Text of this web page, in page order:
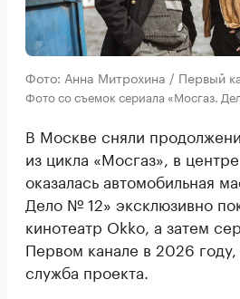
Фото: Анна Митрохина / Первый
Фото со съемок сериала «Мосгаз.
В Москве сняли
из цикла «Мосгаз», в
оказалась автомобильная
Дело № 12» эксклюзивно
кинотеатр Okko, а затем
Первом канале в 2026
служба проекта.